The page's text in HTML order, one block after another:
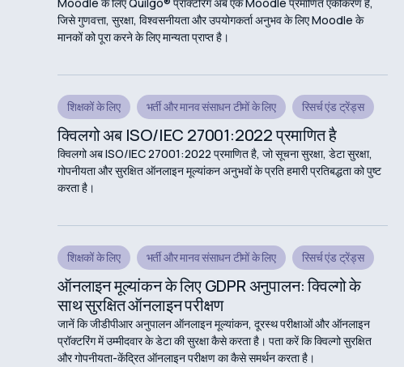
जिसे गुणवत्ता, सुरक्षा, विश्वसनीयता और उपयोगकर्ता अनुभव के लिए Moodle के
मानकों को पूरा करने के लिए मान्यता प्राप्त है।
शिक्षकों के लिए भर्ती और मानव संसाधन टीमों के लिए रिसर्च एंड ट्रेंड्स
क्विलगो अब ISO/IEC 27001:2022 प्रमाणित है
क्विलगो अब ISO/IEC 27001:2022 प्रमाणित है, जो सूचना सुरक्षा, डेटा सुरक्षा,
गोपनीयता और सुरक्षित ऑनलाइन मूल्यांकन अनुभवों के प्रति हमारी प्रतिबद्धता को पुष्ट
करता है।
शिक्षकों के लिए भर्ती और मानव संसाधन टीमों के लिए रिसर्च एंड ट्रेंड्स
ऑनलाइन मूल्यांकन के लिए GDPR अनुपालन: क्विल्गो के
साथ सुरक्षित ऑनलाइन परीक्षण
जानें कि जीडीपीआर अनुपालन ऑनलाइन मूल्यांकन, दूरस्थ परीक्षाओं और ऑनलाइन
प्रॉक्टरिंग में उम्मीदवार के डेटा की सुरक्षा कैसे करता है। पता करें कि क्विल्गो सुरक्षित
और गोपनीयता-केंद्रित ऑनलाइन परीक्षण का कैसे समर्थन करता है।